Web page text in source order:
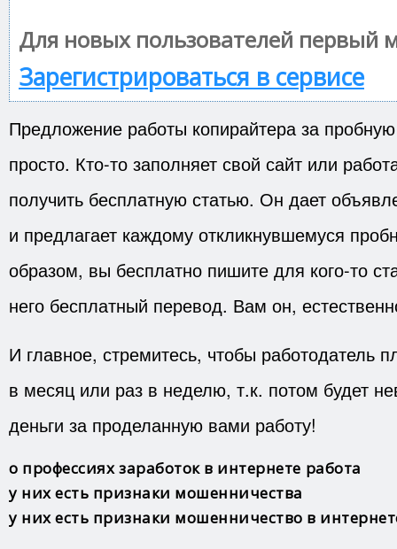
Для новых пользователей первый
Зарегистрироваться в сервисе
Предложение работы копирайтера за
просто. Кто-то заполняет свой сайт или
получить бесплатную статью. Он дает
и предлагает каждому откликнувшемуся
образом, вы бесплатно пишите для кого-то
него бесплатный перевод. Вам он,
И главное, стремитесь, чтобы работодатель
в месяц или раз в неделю, т.к. потом будет
деньги за проделанную вами работу!
о профессиях заработок в интернете работа
у них есть признаки мошенничества
у них есть признаки мошенничество в